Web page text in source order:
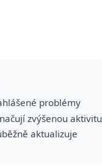
problémy
zvýšenou aktivitu
aktualizuje